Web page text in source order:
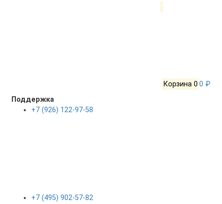
Корзина 0 0 ₽
Поддержка
+7 (926) 122-97-58
+7 (495) 902-57-82